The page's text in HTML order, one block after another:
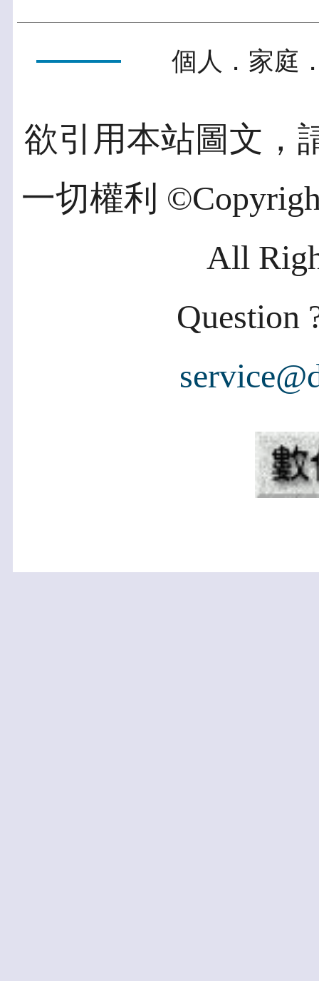
個人．家庭
欲引用本站圖文，
一切權利
All
Question